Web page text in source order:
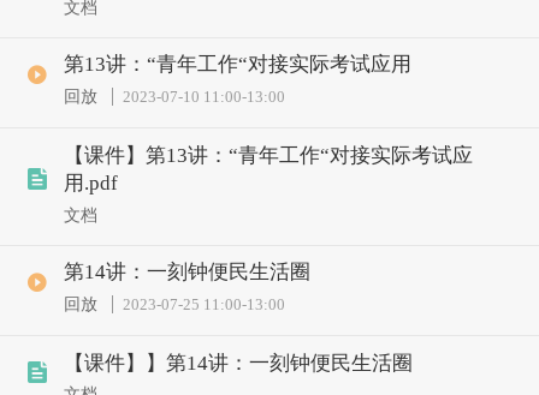
文档
第13讲：“青年工作“对接实际考试应用
回放 2023-07-10 11:00-13:00
【课件】第13讲：“青年工作“对接实际考试应
用.pdf
文档
第14讲：一刻钟便民生活圈
回放 2023-07-25 11:00-13:00
【课件】】第14讲：一刻钟便民生活圈